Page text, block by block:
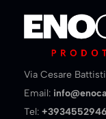
Via Cesare
Email:
Tel: